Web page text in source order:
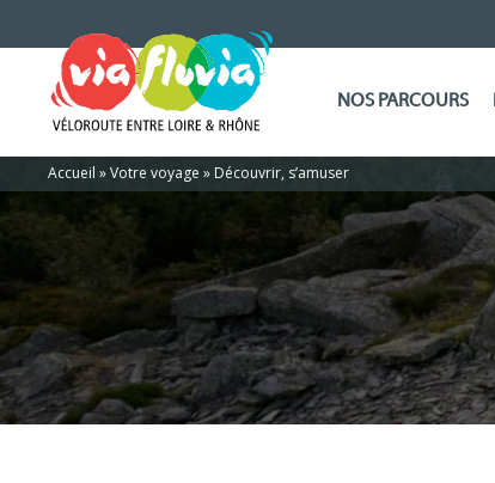
NOS PARCOURS
Accueil »Votre voyage » Découvrir, s’amuser